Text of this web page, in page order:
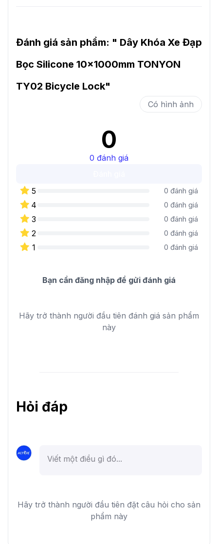
Đánh giá sản phẩm: " Dây Khóa Xe Đạp
Bọc Silicone 10x1000mm TONYON
TY02 Bicycle Lock"
Có hình ảnh
0
0 đánh giá
5
0 đánh giá
4 0 đánh giá
3 0 đánh giá
2 0 đánh giá
1 0 đánh giá
Bạn cần đăng nhập để gửi đánh giá
Hãy trở thành người đầu tiên đánh giá sản phẩm
này
Hỏi đáp
Hãy trở thành người đầu tiên đặt câu hỏi cho sản
phẩm này